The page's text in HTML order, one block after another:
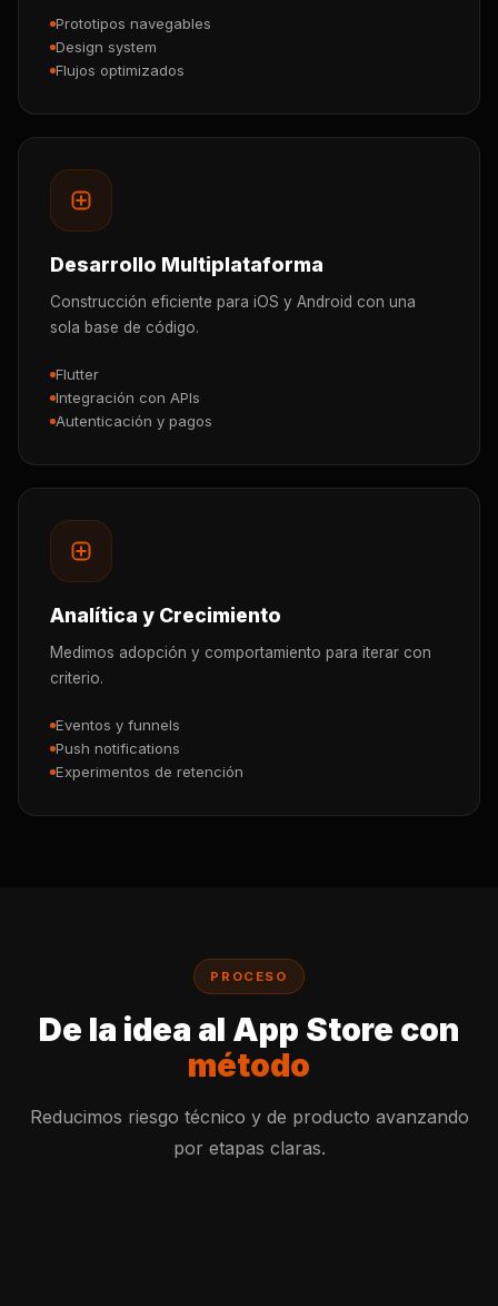
Prototipos navegables
Design system
Flujos optimizados
Desarrollo Multiplataforma
Construcción eficiente para iOS y Android con una
sola base de código.
Flutter
Integración con APIs
Autenticación y pagos
Analítica y Crecimiento
Medimos adopción y comportamiento para iterar con
criterio.
Eventos y funnels
Push notifications
Experimentos de retención
PROCESO
De la idea al App Store con
método
Reducimos riesgo técnico y de producto avanzando
por etapas claras.